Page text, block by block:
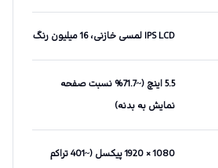
IPS LCD لمسی خازنی، 16 میلیون رنگ
5.5 اینچ (~71.7% نسبت صفحه
نمایش به بدنه)
1080 × 1920 پیکسل (~401 تراکم